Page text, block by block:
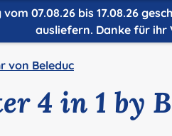
07.08.26 bis 17.08.26
ausliefern. Danke für ihr
von Beleduc
4 in 1 by